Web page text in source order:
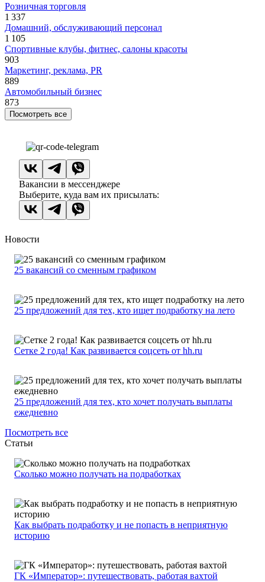
Розничная торговля
1 337
Домашний, обслуживающий персонал
1 105
Спортивные клубы, фитнес, салоны красоты
903
Маркетинг, реклама, PR
889
Автомобильный бизнес
873
Посмотреть все
Вакансии в мессенджере
Выберите, куда вам их присылать:
Новости
25 вакансий со сменным графиком
25 предложений для тех, кто ищет подработку на лето
Сетке 2 года! Как развивается соцсеть от hh.ru
25 предложений для тех, кто хочет получать выплаты
ежедневно
Посмотреть все
Статьи
Сколько можно получать на подработках
Как выбрать подработку и не попасть в неприятную
историю
ГК «Император»: путешествовать, работая вахтой